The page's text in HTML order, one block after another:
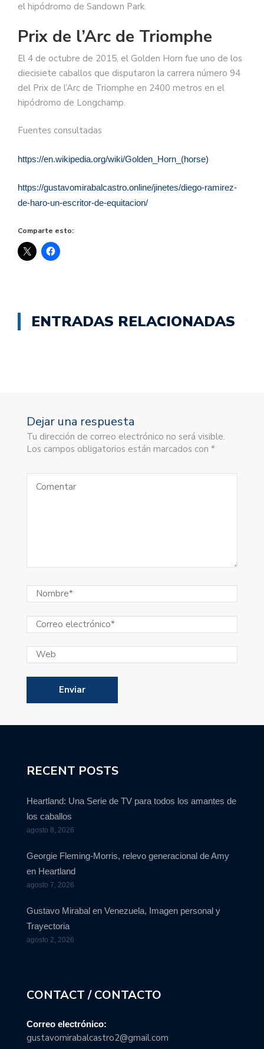
el hipódromo de Sandown Park.
Prix de l’Arc de Triomphe
El 4 de octubre de 2015, el Golden Horn fue uno de los
diecisiete caballos que disputaron la carrera número 94
del Prix de l’Arc de Triomphe en 2400 metros en el
hipódromo de Longchamp.
Fuentes consultadas
https://en.wikipedia.org/wiki/Golden_Horn_(horse)
https://gustavomirabalcastro.online/jinetes/diego-ramirez-
de-haro-un-escritor-de-equitacion/
Comparte esto:
ENTRADAS RELACIONADAS
Dejar una respuesta
Tu dirección de correo electrónico no será visible.
Los campos obligatorios están marcados con *
RECENT POSTS
Heartland: Una Serie de TV para todos los amantes de
los caballos
agosto 8, 2026
Georgie Fleming-Morris, relevo generacional de Amy
en Heartland
agosto 7, 2026
Gustavo Mirabal en Venezuela, Imagen personal y
Trayectoria
agosto 2, 2026
CONTACT / CONTACTO
Correo electrónico:
gustavomirabalcastro2@gmail.com